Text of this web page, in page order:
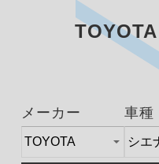
メーカー 車種